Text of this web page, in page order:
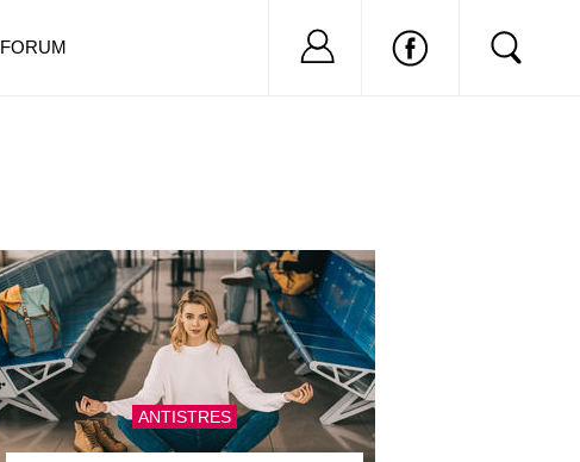
ANTISTRES
FORUM Nu ai cont?